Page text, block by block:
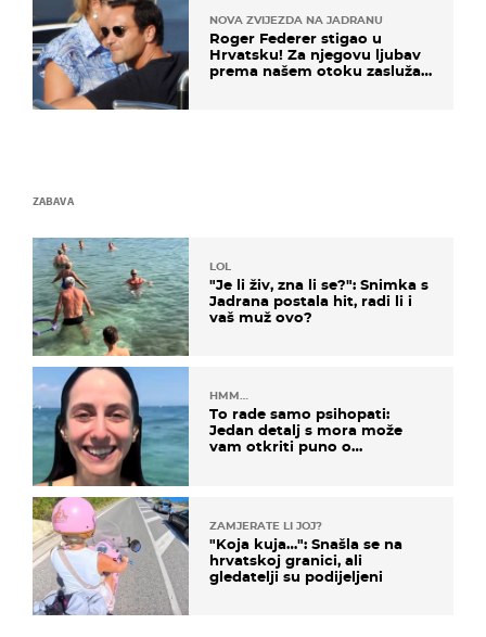
NOVA ZVIJEZDA NA JADRANU
Roger Federer stigao u
Hrvatsku! Za njegovu ljubav
prema našem otoku zaslužan
ZABAVA
LOL
"Je li živ, zna li se?": Snimka s
Jadrana postala hit, radi li i
vaš muž ovo?
HMM…
To rade samo psihopati:
Jedan detalj s mora može
vam otkriti puno o
ZAMJERATE LI JOJ?
"Koja kuja…": Snašla se na
hrvatskoj granici, ali
gledatelji su podijeljeni